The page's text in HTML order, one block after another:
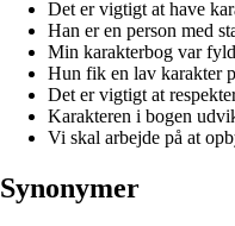
Det er vigtigt at have
Han er en person med
Min karakterbog var
Hun fik en lav karakter
Det er vigtigt at
Karakteren i bogen
Vi skal arbejde på at
Synonymer